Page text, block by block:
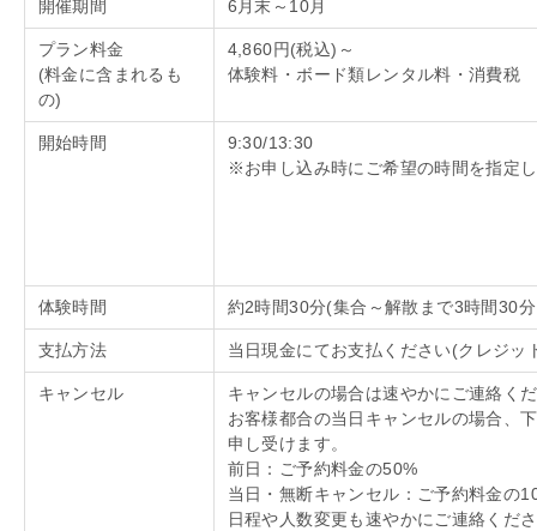
開催期間 6月末～ 10月
プラン料金
(料金に含まれるも
の)
4,860円(税込) ～
体験料・ボード類レンタル料・消費税
開始時間
9:30/13:30
※お申し込み時にご希望の時間を指定
体験時間 約2時間30分(集合～解散まで3時間30
支払方法 当日現金にてお支払ください(クレジッ
キャンセル
キャンセルの場合は速やかにご連絡く
お客様都合の当日キャンセルの場合、
申し受けます。
前日：ご予約料金の50%
当日・無断キャンセル：ご予約料金の
日程や人数変更も速やかにご連絡くだ